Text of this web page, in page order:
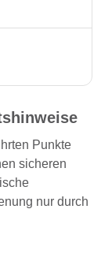
Punkte
sicheren
nur durch